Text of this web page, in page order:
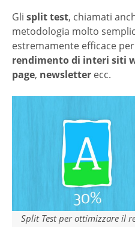
Gli split test, chiamati
metodologia molto
estremamente efficace per
rendimento di interi siti
page, newsletter ecc.
Split Test per ottimizzare il